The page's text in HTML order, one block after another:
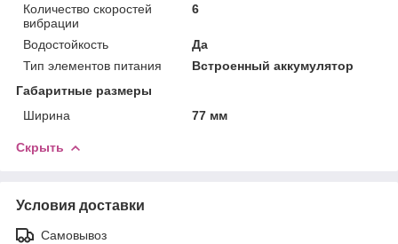
Количество скоростей
вибрации
6
Водостойкость
Да
Тип элементов питания
Встроенный аккумулятор
Габаритные размеры
Ширина
77 мм
Скрыть
Условия доставки
Самовывоз